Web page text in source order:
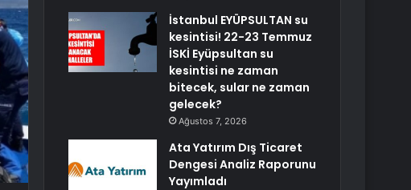
İstanbul EYÜPSULTAN su
kesintisi! 22-23 Temmuz
İSKİ Eyüpsultan su
kesintisi ne zaman
bitecek, sular ne zaman
gelecek?
Ağustos 7, 2026
Ata Yatırım Dış Ticaret
Dengesi Analiz Raporunu
Yayımladı